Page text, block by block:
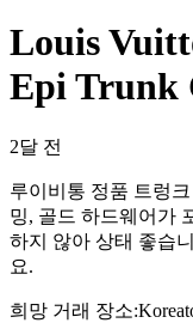
Louis
Epi Trunk
2달 전
루이비통 정품 트렁
밍, 골드 하드웨어가
하지 않아 상태 좋습
요.
희망 거래 장소: